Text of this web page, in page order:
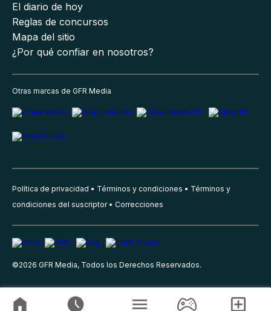
El diario de hoy
Reglas de concursos
Mapa del sitio
¿Por qué confiar en nosotros?
Otras marcas de GFR Media
Política de privacidad Términos y condiciones
Términos y
condiciones del suscriptor
Correcciones
©2026 GFR Media, Todos los Derechos Reservados.